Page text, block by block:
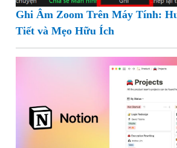
Ghi Âm Zoom Trên Máy Tính:
Tiết và Mẹo Hữu Ích